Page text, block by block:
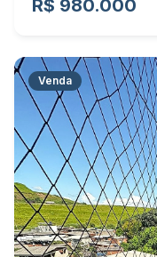
R$ 980.000
Venda